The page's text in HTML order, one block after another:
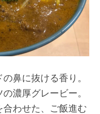
鼻に抜ける香り。
濃厚グレービー。
わせた、 ご飯進む